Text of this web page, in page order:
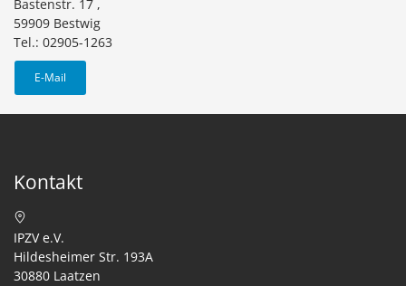
Bastenstr. 17 ,
59909 Bestwig
Tel.: 02905-1263
E-Mail
Kontakt
IPZV e.V.
Hildesheimer Str. 193A
30880 Laatzen